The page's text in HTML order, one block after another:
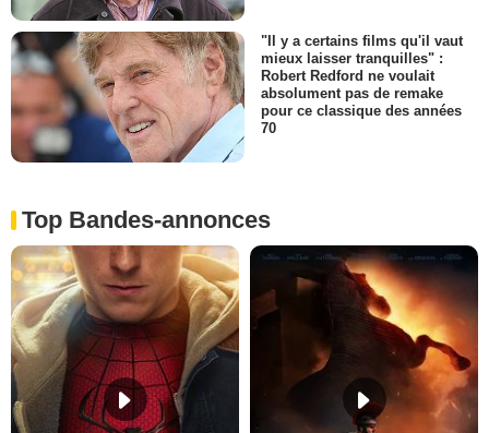
"Il y a certains films qu'il vaut
mieux laisser tranquilles" :
Robert Redford ne voulait
absolument pas de remake
pour ce classique des années
70
Top Bandes-annonces